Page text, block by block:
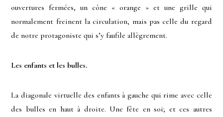
ouvertures fermées, un cône « orange » et une grille qui
normalement freinent la circulation, mais pas celle du regard
de notre protagoniste qui s’y faufile allègrement.
Les enfants et les bulles.
La diagonale virtuelle des enfants à gauche qui rime avec celle
des bulles en haut à droite. Une fête en soi; et ces autres